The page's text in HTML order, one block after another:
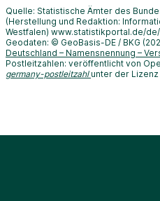
Quelle: Statistische Ämter des
(Herstellung und Redaktion:
Westfalen) www.statistikportal.de/
Geodaten: © GeoBasis-DE / BKG
Deutschland – Namensnennung –
Postleitzahlen: veröffentlicht von
germany-postleitzahl unter der Lizenz